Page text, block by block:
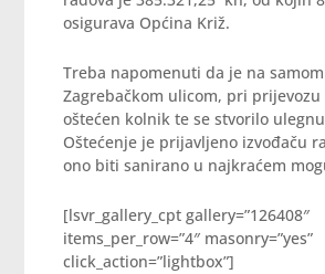
osigurava Općina Križ.
Treba napomenuti da je na
Zagrebačkom ulicom, pri prijevozu
oštećen kolnik te se stvorilo
Oštećenje je prijavljeno izvođaču
ono biti sanirano u najkraćem
[lsvr_gallery_cpt gallery=”126408″
items_per_row=”4″ masonry=”yes”
click_action=”lightbox”]